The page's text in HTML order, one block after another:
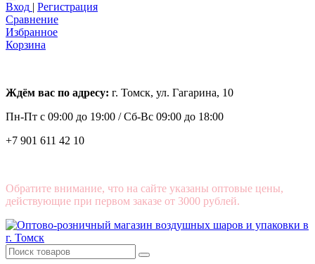
Вход | Регистрация
Сравнение
Избранное
Корзина
Ждём вас по адресу: г. Томск, ул. Гагарина, 10
Пн-Пт с 09:00 до 19:00 /Сб-Вс 09:00 до 18:00
+7 901 611 42 10
Обратите внимание, что на сайте указаны оптовые цены,
действующие при первом заказе от 3000 рублей.